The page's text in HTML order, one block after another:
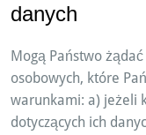
danych
Mogą Państwo
osobowych, które
warunkami: a) jeżeli
dotyczących ich